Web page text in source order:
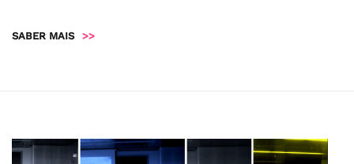
SABER MAIS >>